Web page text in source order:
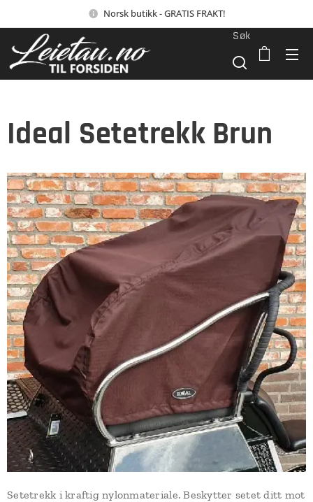
Norsk butikk - GRATIS FRAKT!
Søk
Ideal Setetrekk Brun
Setetrekk i kraftig nylonmateriale. Beskytter setet ditt mot